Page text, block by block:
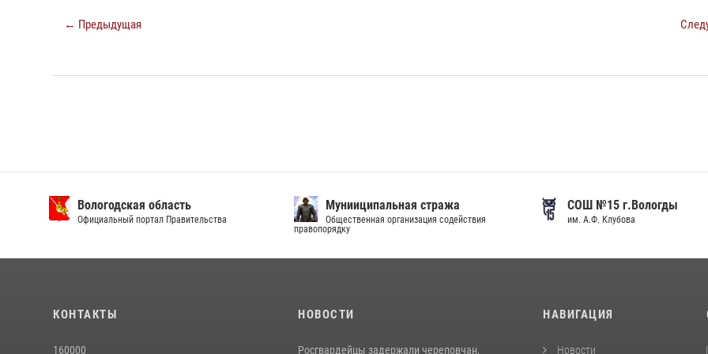
← Предыдущая
Вологодская область
Официальный портал Правительства
Мунииципальная стража
Общественная организация содействия
правопорядку
СОШ №15 г.Вологды
им. А.Ф. Клубова
КОНТАКТЫ
160000
НОВОСТИ
Росгвардейцы задержали череповчан,
НАВИГАЦИЯ
Новости